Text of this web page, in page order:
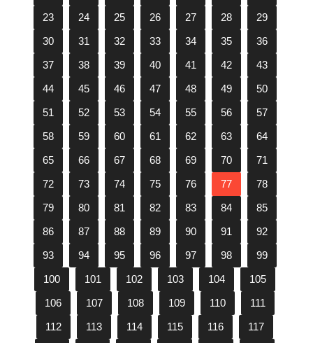
23
24 25 26 27 28
29
30
31 32 33 34 35
36
37
38 39 40 41 42
43
44
45 46 47 48 49
50
51
52 53 54 55 56
57
58
59 60 61 62 63
64
65
66 67 68 69 70
71
72
73 74 75 76 77
78
79
80 81 82 83 84
85
86
87 88 89 90 91
92
93
94 95 96 97 98
99
100
101 102 103 104
105
106
107 108 109 110
111
112
113 114 115 116
117